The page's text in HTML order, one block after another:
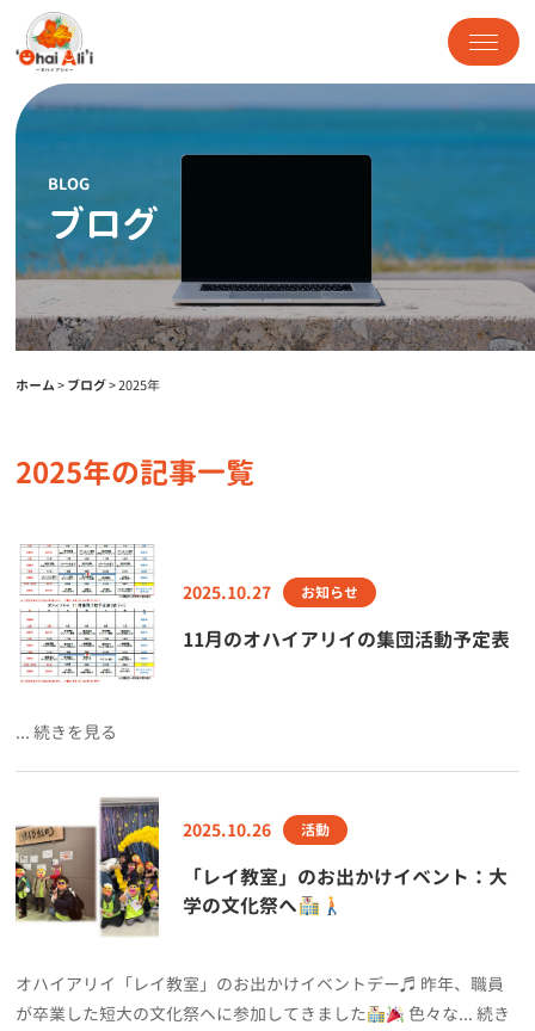
BLOG
ブログ
ホーム>ブログ>2025年
2025年の記事一覧
2025.10.27 お知らせ
11月のオハイアリイの集団活動予定表
... 続きを見る
2025.10.26 活動
「レイ教室」のお出かけイベント：大
学の文化祭へ
オハイアリイ「レイ教室」のお出かけイベントデー♬ 昨年、職員
が卒業した短大の文化祭へに参加してきました
色々な... 続き